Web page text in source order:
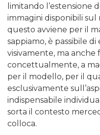
limitando l’estensione
immagini disponibili sul
questo avviene per il
sappiamo, è passibile
visivamente, ma
concettualmente, a
per il modello, per il
esclusivamente
indispensabile
sorta il contesto
colloca.